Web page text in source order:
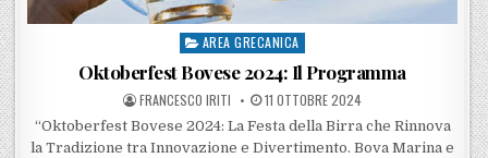
Posted in
AREA GRECANICA
Oktoberfest Bovese 2024: Il Programma
POSTED BY
FRANCESCO IRITI POSTED ON
11 OTTOBRE 2024
“Oktoberfest Bovese 2024: La Festa della Birra che Rinnova
la Tradizione tra Innovazione e Divertimento. Bova Marina e